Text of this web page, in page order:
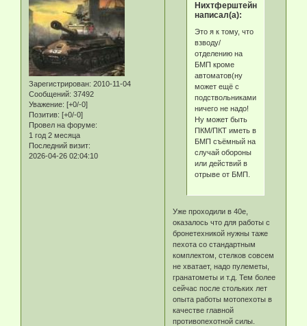
Зарегистрирован: 2010-11-04
Сообщений: 37492
Уважение: [+0/-0]
Позитив: [+0/-0]
Провел на форуме:
1 год 2 месяца
Последний визит:
2026-04-26 02:04:10
Нихтферштейн
написал(а):
Это я к тому, что
взводу/
отделению на
БМП кроме
автоматов(ну
может ещё с
подствольниками)
ничего не надо!
Ну может быть
ПКМ/ПКТ иметь в
БМП съёмный на
случай обороны
или действий в
отрыве от БМП.
Уже проходили в 40е,
оказалось что для работы с
бронетехникой нужны таже
пехота со стандартным
комплектом, стелков совсем
не хватает, надо пулеметы,
гранатометы и т.д. Тем более
сейчас после стольких лет
опыта работы мотопехоты в
качестве главной
противопехотной силы.